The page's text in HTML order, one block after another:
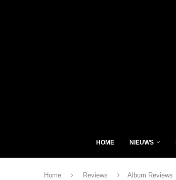
HOME NIEUWS
Home Reviews Album Reviews